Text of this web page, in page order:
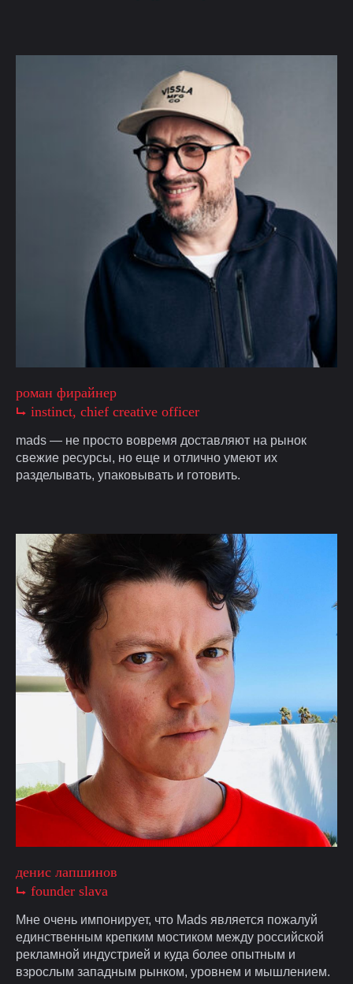
роман фирайнер
⮡ instinct, chief creative officer
mads — не просто вовремя доставляют на рынок
свежие ресурсы, но еще и отлично умеют их
разделывать, упаковывать и готовить.
денис лапшинов
⮡ founder slava
Мне очень импонирует, что Mads является пожалуй
единственным крепким мостиком между российской
рекламной индустрией и куда более опытным и
взрослым западным рынком, уровнем и мышлением.